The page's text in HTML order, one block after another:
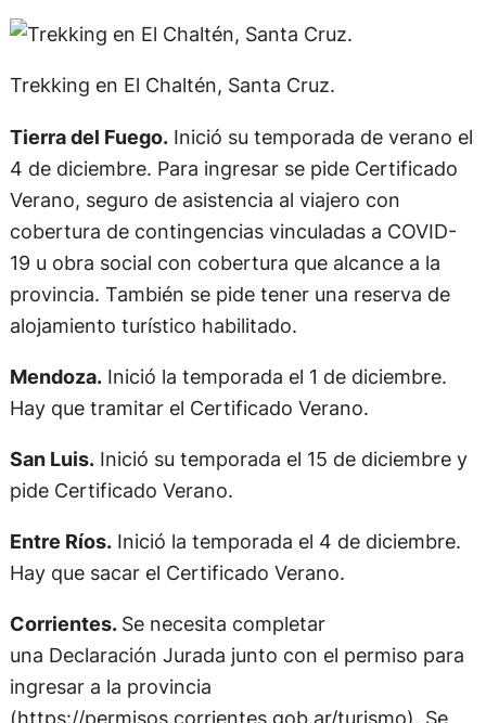
Trekking en El Chaltén, Santa Cruz.
Tierra del Fuego.Inició su temporada de verano el
4 de diciembre. Para ingresar se pide Certificado
Verano, seguro de asistencia al viajero con
cobertura de contingencias vinculadas a COVID-
19 u obra social con cobertura que alcance a la
provincia. También se pide tener una reserva de
alojamiento turístico habilitado.
Mendoza.Inició la temporada el 1 de diciembre.
Hay que tramitar el Certificado Verano.
San Luis.Inició su temporada el 15 de diciembre y
pide Certificado Verano.
Entre Ríos.Inició la temporada el 4 de diciembre.
Hay que sacar el Certificado Verano.
Corrientes. Se necesita completar
una Declaración Jurada junto con el permiso para
ingresar a la provincia
(https://permisos.corrientes.gob.ar/turismo). Se